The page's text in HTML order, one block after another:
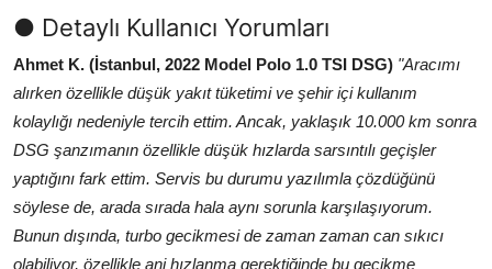
● Detaylı Kullanıcı Yorumları
Ahmet K. (İstanbul, 2022 Model Polo 1.0 TSI DSG) "Aracımı
alırken özellikle düşük yakıt tüketimi ve şehir içi kullanım
kolaylığı nedeniyle tercih ettim. Ancak, yaklaşık 10.000 km sonra
DSG şanzımanın özellikle düşük hızlarda sarsıntılı geçişler
yaptığını fark ettim. Servis bu durumu yazılımla çözdüğünü
söylese de, arada sırada hala aynı sorunla karşılaşıyorum.
Bunun dışında, turbo gecikmesi de zaman zaman can sıkıcı
olabiliyor, özellikle ani hızlanma gerektiğinde bu gecikme